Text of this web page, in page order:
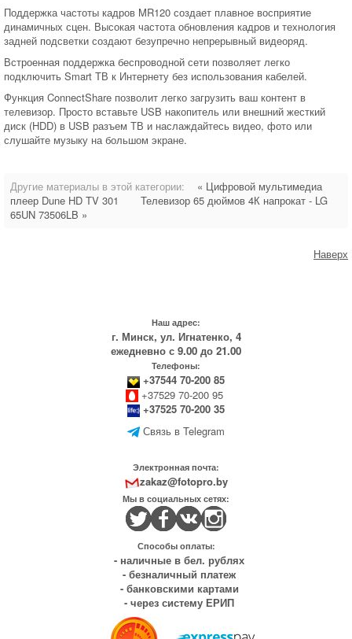
Поддержка частоты кадров MR120 создает плавное восприятие
динамичных сцен. Высокая частота обновления кадров и технология
задней подсветки создают безупречно непрерывный видеоряд.
Встроенная поддержка беспроводной сети позволяет легко
подключить Smart ТВ к Интернету без использования кабелей.
Функция ConnectShare позволит легко загрузить ваш контент в
телевизор. Просто вставьте USB накопитель или внешний жесткий
диск (HDD) в USB разъем ТВ и наслаждайтесь видео, фото или
слушайте музыку на большом экране.
Другие материалы в этой категории:
« Цифровой мультимедиа
плеер Dune HD TV 301
Телевизор 65 дюймов 4К напрокат - LG
65UN 73506LB »
Наверх
Наш адрес:
г. Минск, ул. Игнатенко, 4
ежедневно с 9.00 до 21.00
Телефоны:
+37544 70-200 85
+37529 70-200 95
+37525 70-200 35
Связь в Telegram
Электронная почта:
zakaz@fotopro.by
Мы в социальных сетях:
Способы оплаты:
- наличные в бел. рублях
- безналичный платеж
- банковскими картами
- через систему ЕРИП